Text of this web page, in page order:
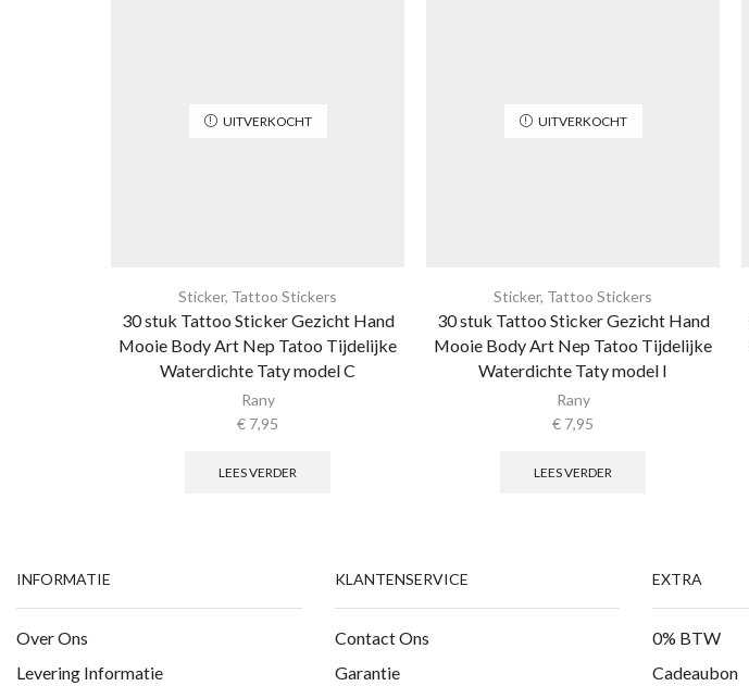
UITVERKOCHT
Sticker, Tattoo Stickers
30 stuk Tattoo Sticker Gezicht Hand
Mooie Body Art Nep Tatoo Tijdelijke
Waterdichte Taty model C
Rany
€ 7,95
LEES VERDER
UITVERKOCHT
Sticker, Tattoo Stickers
30 stuk Tattoo Sticker Gezicht Hand
Mooie Body Art Nep Tatoo Tijdelijke
Waterdichte Taty model I
Rany
€ 7,95
LEES VERDER
INFORMATIE
Over Ons
Levering Informatie
KLANTENSERVICE
Contact Ons
Garantie
EXTRA
0% BTW
Cadeaubon